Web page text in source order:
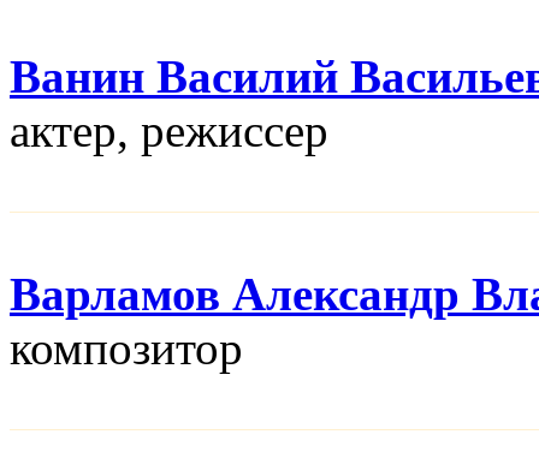
Ванин Василий
актер, режисcер
Варламов Александр
композитор